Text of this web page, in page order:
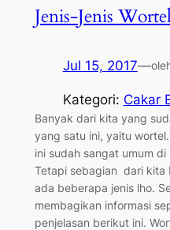
Jenis-Jenis
Jul 15, 2017—
Kategori: Cakar
Banyak dari kita yang
yang satu ini, yaitu
ini sudah sangat umum
Tetapi sebagian dari kita
ada beberapa jenis lho.
membagikan informasi
penjelasan berikut ini.